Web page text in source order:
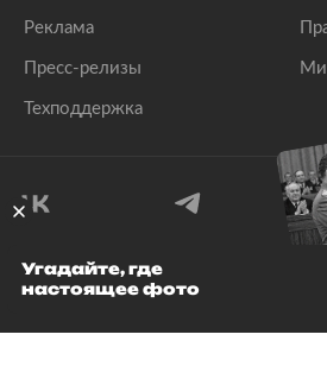
Реклама
Пресс-релизы
Техподдержка
© 1999–2026 Все права
Угадайте, где
настоящее фото